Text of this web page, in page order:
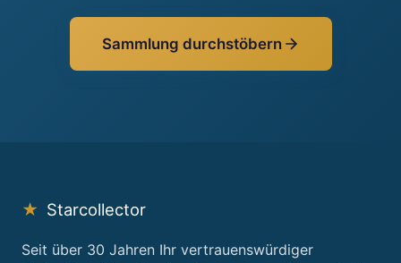
Sammlung durchstöbern
★ Starcollector
Seit über 30 Jahren Ihr vertrauenswürdiger